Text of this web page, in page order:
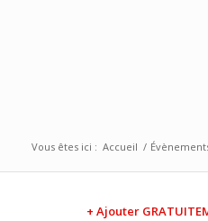
Vous êtes ici : Accueil /
+ Ajouter